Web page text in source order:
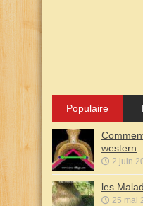
Populaire
western
2 juin
les
25 mai